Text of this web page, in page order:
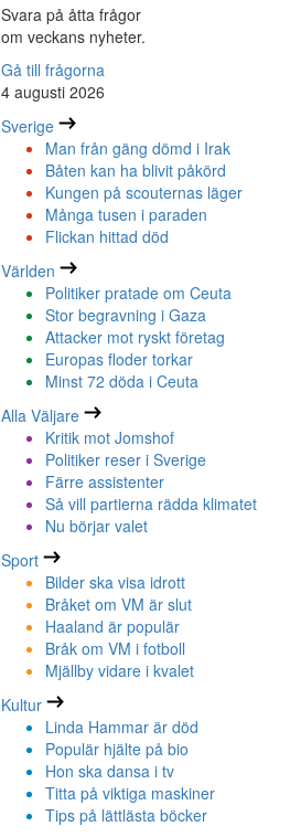
Svara på åtta frågor
om veckans nyheter.
Gå till frågorna
4 augusti 2026
Sverige
Man från gäng dömd i Irak
Båten kan ha blivit påkörd
Kungen på scouternas läger
Många tusen i paraden
Flickan hittad död
Världen
Politiker pratade om Ceuta
Stor begravning i Gaza
Attacker mot ryskt företag
Europas floder torkar
Minst 72 döda i Ceuta
Alla Väljare
Kritik mot Jomshof
Politiker reser i Sverige
Färre assistenter
Så vill partierna rädda klimatet
Nu börjar valet
Sport
Bilder ska visa idrott
Bråket om VM är slut
Haaland är populär
Bråk om VM i fotboll
Mjällby vidare i kvalet
Kultur
Linda Hammar är död
Populär hjälte på bio
Hon ska dansa i tv
Titta på viktiga maskiner
Tips på lättlästa böcker